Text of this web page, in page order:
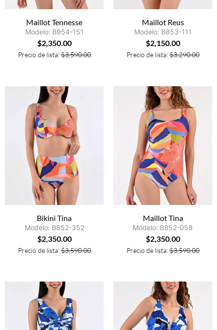
Maillot Tennesse
Modelo: B954-151
$2,350.00
Precio de lista:$3,590.00
Maillot Reus
Modelo: B853-111
$2,150.00
Precio de lista:$3,290.00
Bikini Tina
Modelo: B852-352
$2,350.00
Precio de lista:$3,590.00
Maillot Tina
Modelo: B852-058
$2,350.00
Precio de lista:$3,590.00